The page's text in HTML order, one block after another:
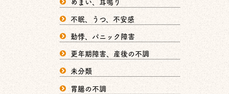
不眠、うつ、不安感
動悸、パニック障害
更年期障害、産後の不調
未分類
胃腸の不調